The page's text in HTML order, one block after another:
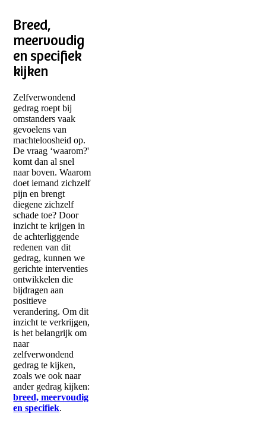
Breed,
meervoudig
en specifiek
kijken
Zelfverwondend
gedrag roept bij
omstanders vaak
gevoelens van
machteloosheid op.
De vraag ‘waarom?'
komt dan al snel
naar boven. Waarom
doet iemand zichzelf
pijn en brengt
diegene zichzelf
schade toe? Door
inzicht te krijgen in
de achterliggende
redenen van dit
gedrag, kunnen we
gerichte interventies
ontwikkelen die
bijdragen aan
positieve
verandering. Om dit
inzicht te verkrijgen,
is het belangrijk om
naar
zelfverwondend
gedrag te kijken,
zoals we ook naar
ander gedrag kijken:
breed, meervoudig
en specifiek.